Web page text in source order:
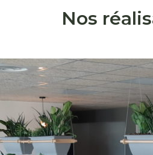
Nos